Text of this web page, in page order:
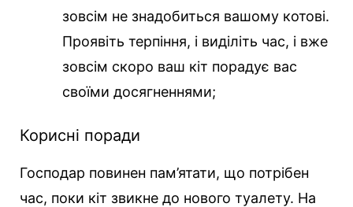
зовсім не знадобиться вашому котові.
Проявіть терпіння, і виділіть час, і вже
зовсім скоро ваш кіт порадує вас
своїми досягненнями;
Корисні поради
Господар повинен пам’ятати, що потрібен
час, поки кіт звикне до нового туалету. На